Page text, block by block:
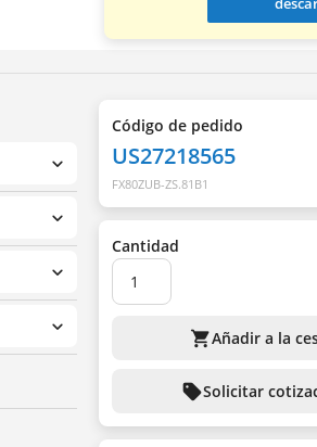
Código de pedido
US27218565
FX80ZUB-ZS.81B1
Cantidad
shopping_cartAñadir a la
sellSolicitar